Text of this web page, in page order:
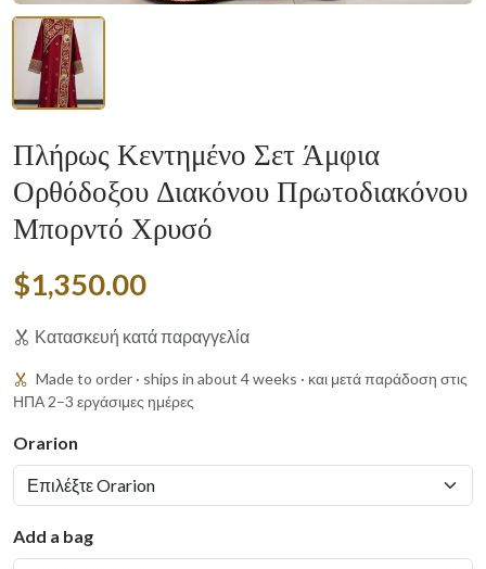
Πλήρως Κεντημένο Σετ Άμφια
Ορθόδοξου Διακόνου Πρωτοδιακόνου
Μπορντό Χρυσό
$1,350.00
Κατασκευή κατά παραγγελία
Made to order · ships in about 4 weeks · και μετά παράδοση στις
ΗΠΑ 2–3 εργάσιμες ημέρες
Orarion
Add a bag